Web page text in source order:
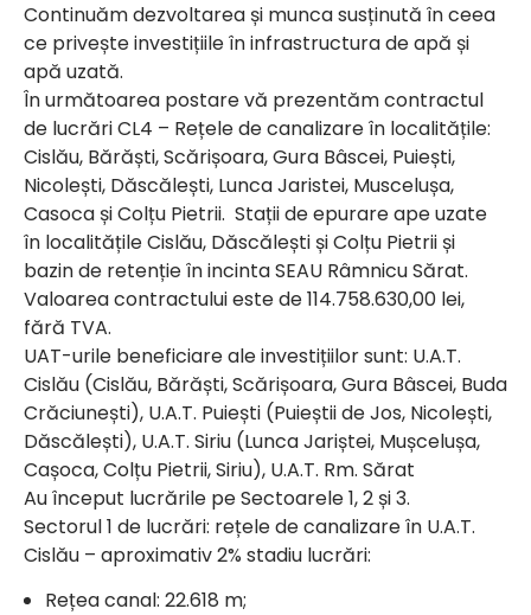
Continuăm dezvoltarea și munca susținută în ceea
ce privește investițiile în infrastructura de apă și
apă uzată.
În următoarea postare vă prezentăm contractul
de lucrări CL4 – Rețele de canalizare în localitățile:
Cislău, Bărăști, Scărișoara, Gura Bâscei, Puiești,
Nicolești, Dăscălești, Lunca Jaristei, Muscelușa,
Casoca și Colțu Pietrii. Stații de epurare ape uzate
în localitățile Cislău, Dăscălești și Colțu Pietrii și
bazin de retenție în incinta SEAU Râmnicu Sărat.
Valoarea contractului este de 114.758.630,00 lei,
fără TVA.
UAT-urile beneficiare ale investițiilor sunt: U.A.T.
Cislău (Cislău, Bărăști, Scărișoara, Gura Bâscei, Buda
Crăciunești), U.A.T. Puiești (Puieștii de Jos, Nicolești,
Dăscălești), U.A.T. Siriu (Lunca Jariștei, Mușcelușa,
Cașoca, Colțu Pietrii, Siriu), U.A.T. Rm. Sărat
Au început lucrările pe Sectoarele 1, 2 și 3.
Sectorul 1 de lucrări: rețele de canalizare în U.A.T.
Cislău – aproximativ 2% stadiu lucrări:
Rețea canal: 22.618 m;